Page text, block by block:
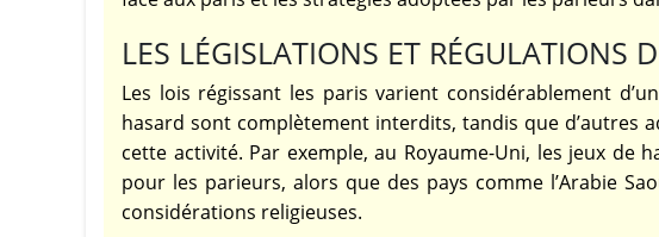
LES LÉGISLATIONS ET RÉGULATIONS
Les lois régissant les paris varient considérablement
hasard sont complètement interdits, tandis que d’autres
cette activité. Par exemple, au Royaume-Uni, les jeux
pour les parieurs, alors que des pays comme l’Arabie
considérations religieuses.